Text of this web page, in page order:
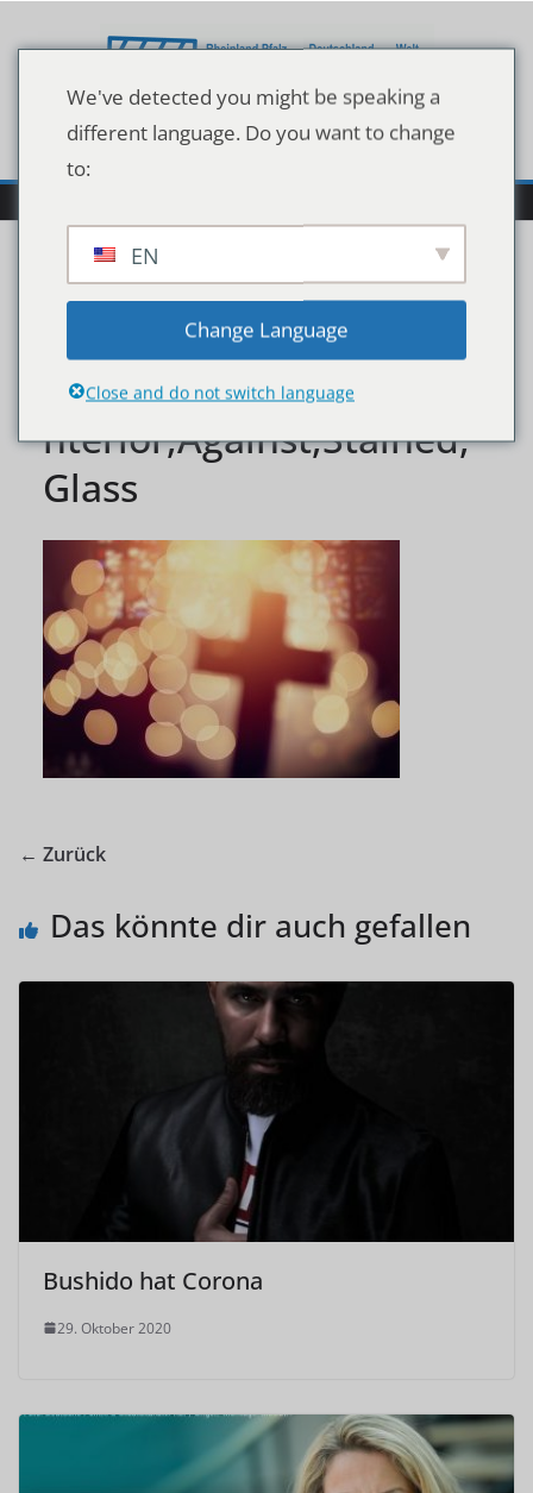
Inhalt
Abstract,Defocussed,Cro
ss,Silhouette,In,Church,I
nterior,Against,Stained,
Glass
← Zurück
Das könnte dir auch gefallen
Bushido hat Corona
29. Oktober 2020
We've detected you might be speaking a
different language. Do you want to change
to:
EN
Change Language
Close and do not switch language